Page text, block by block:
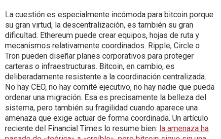
La cuestión es especialmente incómoda para bitcoin porque
su gran virtud, la descentralización, es también su gran
dificultad. Ethereum puede crear equipos, hojas de ruta y
mecanismos relativamente coordinados. Ripple, Circle o
Tron pueden diseñar planes corporativos para proteger
carteras o infraestructuras. Bitcoin, en cambio, es
deliberadamente resistente a la coordinación centralizada.
No hay CEO, no hay comité ejecutivo, no hay nadie que pueda
ordenar una migración. Esa es precisamente la belleza del
sistema, pero también su fragilidad cuando aparece una
amenaza que exige actuar de forma coordinada. Un artículo
reciente del Financial Times lo resume bien: la amenaza ha